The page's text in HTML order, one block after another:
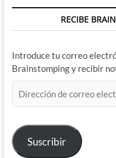
RECIBE
Introduce tu correo
Brainstomping y recibir
de
electrónico
Suscribir